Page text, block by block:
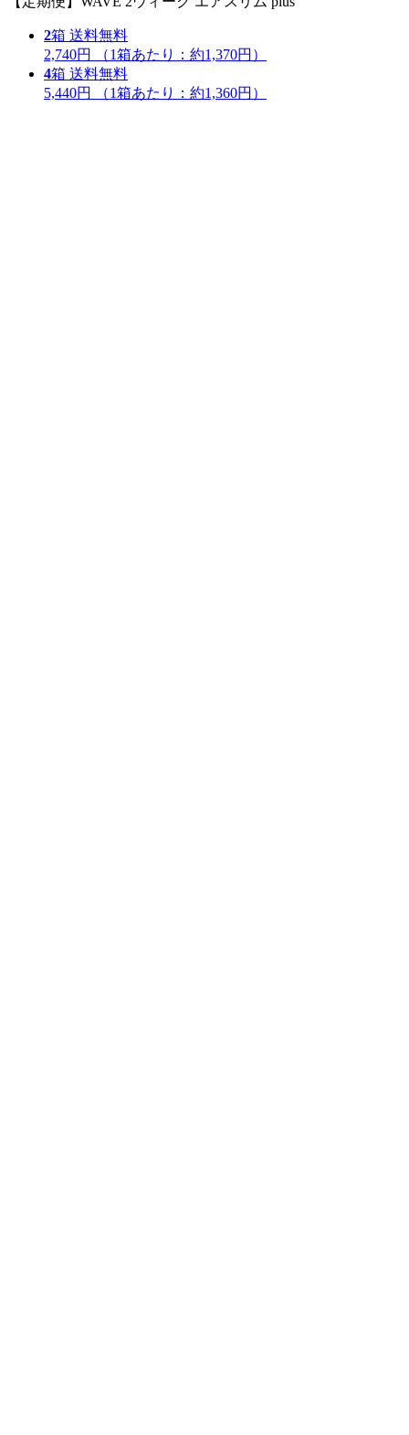
2箱 送料無料
2,740円
（1箱あたり： 約1,370円 ）
4箱 送料無料
5,440円
（1箱あたり： 約1,360円 ）